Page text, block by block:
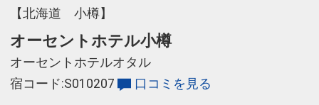
【北海道 小樽】
オーセントホテル小樽
オーセントホテルオタル
宿コード:S010207
口コミを見る